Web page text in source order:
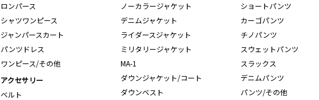
ロンパース
シャツワンピース
ジャンパースカート
パンツドレス
ワンピース/その他
ノーカラージャケット
デニムジャケット
ライダースジャケット
ミリタリージャケット
MA-1
ダウンジャケット/コート
ダウンベスト
ショートパンツ
カーゴパンツ
チノパンツ
スウェットパンツ
スラックス
デニムパンツ
パンツ/その他
アクセサリー
ベルト